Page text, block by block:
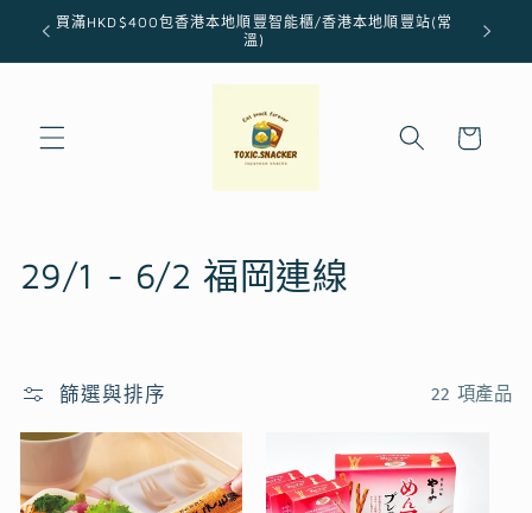
跳至內
容
買滿HKD$400包香港本地順豐智能櫃/香港本地順豐站(常
溫)
物
商
列
29/1 - 6/2 福岡連線
篩選與排序 22 項產品